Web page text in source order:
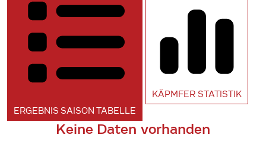
ERGEBNIS SAISON TABELLE
KÄPMFER STATISTIK
Keine Daten vorhanden